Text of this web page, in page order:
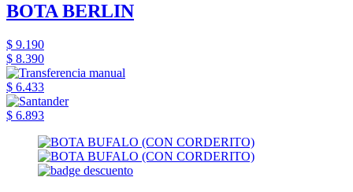
BOTA BERLIN
$ 9.190
$ 8.390
$ 6.433
$ 6.893